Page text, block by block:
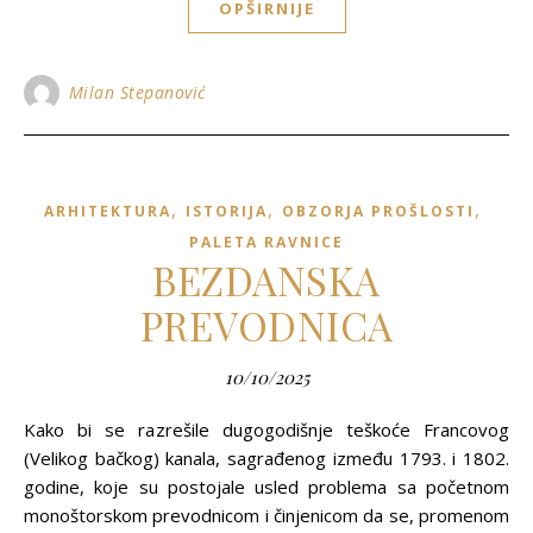
OPŠIRNIJE
Milan Stepanović
ARHITEKTURA, ISTORIJA, OBZORJA PROŠLOSTI ,
PALETA RAVNICE
BEZDANSKA
PREVODNICA
10/10/2025
Kako bi se razrešile dugogodišnje teškoće Francovog
(Velikog bačkog) kanala, sagrađenog između 1793. i 1802.
godine, koje su postojale usled problema sa početnom
monoštorskom prevodnicom i činjenicom da se, promenom